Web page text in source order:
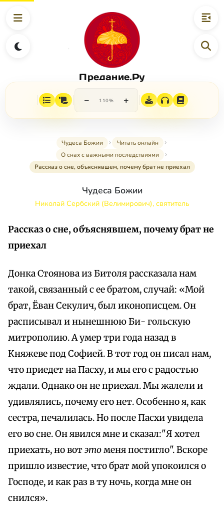
Предание.Ру
− 110% +
Чудеса Божии
Читать онлайн
О снах с важными последствиями
Рассказ о сне, объяснявшем, почему брат не приехал
Чудеса Божии
Николай Сербский (Велимирович), святитель
Рассказ о сне, объяснявшем, почему брат не
приехал
Донка Стоянова из Битоля рассказала нам
такой, связанный с ее братом, случай: «Мой
брат, Ёван Секулич, был иконописцем. Он
расписывал и нынешнюю Би- гольскую
митрополию. А умер три года назад в
Княжеве под Софией. В тот год он писал нам,
что приедет на Пасху, и мы его с радостью
ждали. Однако он не приехал. Мы жалели и
удивлялись, почему его нет. Особенно я, как
сестра, печалилась. Но после Пасхи увидела
его во сне. Он явился мне и сказал:"Я хотел
приехать, но вотэтоменя постигло". Вскоре
пришло известие, что брат мой упокоился о
Господе, и как раз в ту ночь, когда мне он
снился».